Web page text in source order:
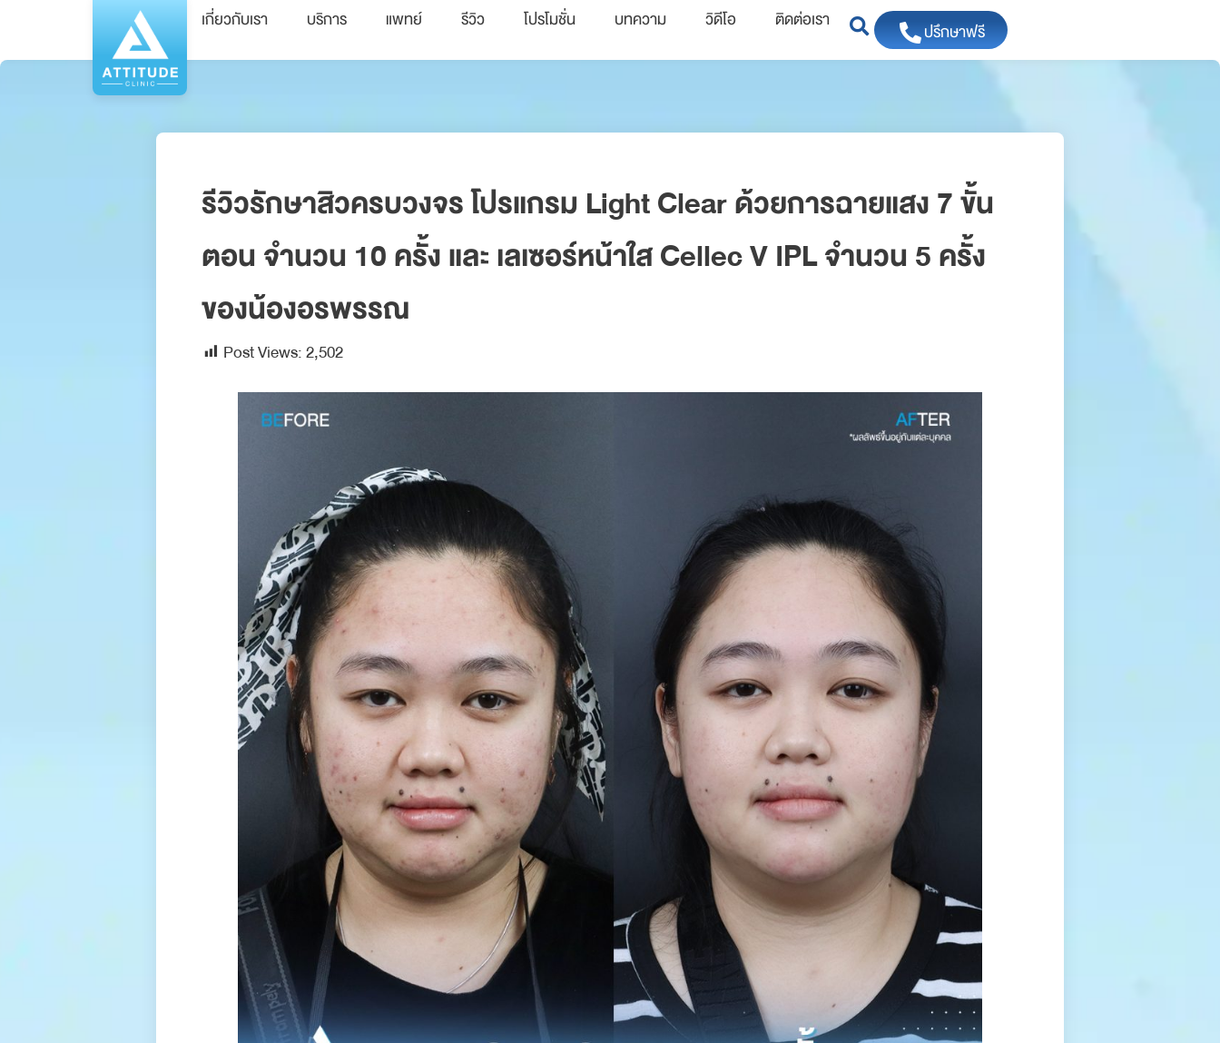
เกี่ยวกับเรา บริการ แพทย์ รีวิว โปรโมชั่น บทความ วิดีโอ ติดต่อเรา
ปรึกษาฟรี
รีวิวรักษาสิวครบวงจร โปรแกรม Light Clear ด้วยการฉายแสง 7 ขั้น
ตอน จำนวน 10 ครั้ง และ เลเซอร์หน้าใส Cellec V IPL จำนวน 5 ครั้ง
ของน้องอรพรรณ
Post Views:2,502